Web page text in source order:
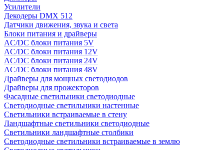
Усилители
Декодеры DMX 512
Датчики движения, звука и света
Блоки питания и драйверы
AC/DC блоки питания 5V
AC/DC блоки питания 12V
AC/DC блоки питания 24V
AC/DC блоки питания 48V
Драйверы для мощных светодиодов
Драйверы для прожекторов
Фасадные светильники светодиодные
Светодиодные светильники настенные
Светильники встраиваемые в стену
Ландшафтные светильники светодиодные
Светильники ландшафтные столбики
Светодиодные светильники встраиваемые в землю